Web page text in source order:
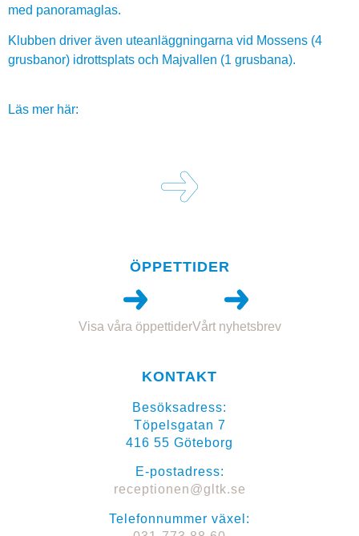
med panoramaglas.
Klubben driver även uteanläggningarna vid Mossens (4
grusbanor) idrottsplats och Majvallen (1 grusbana).
Läs mer här:
ÖPPETTIDER
Visa våra öppettiderVårt nyhetsbrev
KONTAKT
Besöksadress:
Töpelsgatan 7
416 55 Göteborg
E-postadress:
receptionen@gltk.se
Telefonnummer växel: